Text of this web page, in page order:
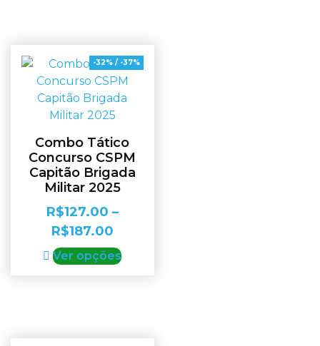
-32% / -37%
Combo Tático
Concurso CSPM
Capitão Brigada
Militar 2025
R$127.00 –
R$187.00
Ver opções